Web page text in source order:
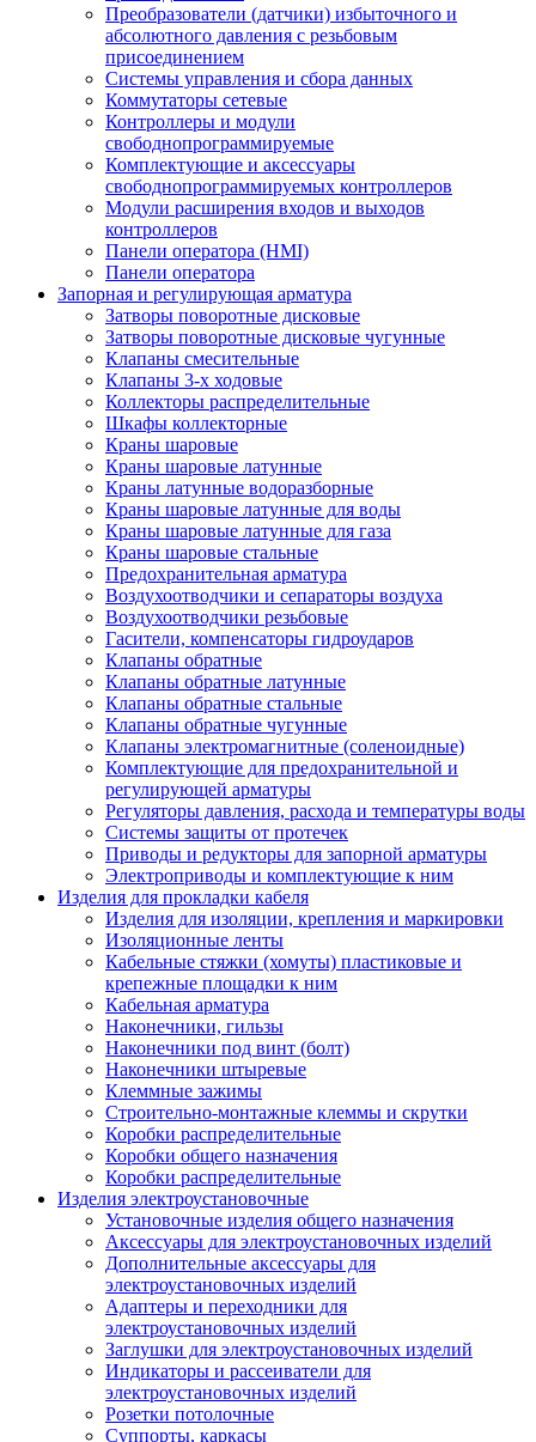
Преобразователи (датчики) избыточного и
абсолютного давления с резьбовым
присоединением
Системы управления и сбора данных
Коммутаторы сетевые
Контроллеры и модули
свободнопрограммируемые
Комплектующие и аксессуары
свободнопрограммируемых контроллеров
Модули расширения входов и выходов
контроллеров
Панели оператора (HMI)
Панели оператора
Запорная и регулирующая арматура
Затворы поворотные дисковые
Затворы поворотные дисковые чугунные
Клапаны смесительные
Клапаны 3-х ходовые
Коллекторы распределительные
Шкафы коллекторные
Краны шаровые
Краны шаровые латунные
Краны латунные водоразборные
Краны шаровые латунные для воды
Краны шаровые латунные для газа
Краны шаровые стальные
Предохранительная арматура
Воздухоотводчики и сепараторы воздуха
Воздухоотводчики резьбовые
Гасители, компенсаторы гидроударов
Клапаны обратные
Клапаны обратные латунные
Клапаны обратные стальные
Клапаны обратные чугунные
Клапаны электромагнитные (соленоидные)
Комплектующие для предохранительной и
регулирующей арматуры
Регуляторы давления, расхода и температуры воды
Системы защиты от протечек
Приводы и редукторы для запорной арматуры
Электроприводы и комплектующие к ним
Изделия для прокладки кабеля
Изделия для изоляции, крепления и маркировки
Изоляционные ленты
Кабельные стяжки (хомуты) пластиковые и
крепежные площадки к ним
Кабельная арматура
Наконечники, гильзы
Наконечники под винт (болт)
Наконечники штыревые
Клеммные зажимы
Строительно-монтажные клеммы и скрутки
Коробки распределительные
Коробки общего назначения
Коробки распределительные
Изделия электроустановочные
Установочные изделия общего назначения
Аксессуары для электроустановочных изделий
Дополнительные аксессуары для
электроустановочных изделий
Адаптеры и переходники для
электроустановочных изделий
Заглушки для электроустановочных изделий
Индикаторы и рассеиватели для
электроустановочных изделий
Розетки потолочные
Суппорты, каркасы